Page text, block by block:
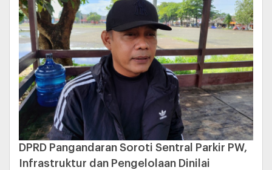
DPRD Pangandaran Soroti Sentral Parkir PW,
Infrastruktur dan Pengelolaan Dinilai